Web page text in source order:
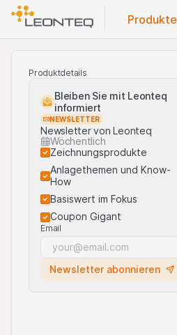
Produkte
Produktdetails
Bleiben Sie mit Leonteq
informiert
NEWSLETTER
Newsletter von Leonteq
Wöchentlich
Zeichnungsprodukte
Anlagethemen und Know-
How
Basiswert im Fokus
Coupon Gigant
Email
Newsletter abonnieren